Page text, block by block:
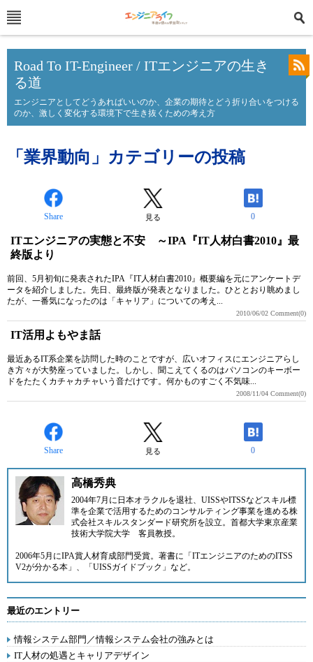
Road To IT-Engineer / ITエンジニアの生き
る道
エンジニアとしてどうあればいいのか、企業の期待とどう折り合いをつける
のか、激しく変化する環境下で生き抜くための考え方
「業界動向」カテゴリーの投稿
Share 見る 0
ITエンジニアの実態と不安 ～IPA『IT人材白書2010』最
終版より
前回、5月初旬に発表されたIPA『IT人材白書2010』概要編を元にアンケートデ
ータを紹介しました。先日、最終版が発表となりました。ひととおり眺めまし
たが、一番気になったのは「キャリア」についての考え...
2010/06/02 Comment(0)
IT活用よもやま話
最近あるIT系企業を訪問した時のことですが、広いオフィスにエンジニアらし
き方々が大勢座っていました。しかし、聞こえてくるのはパソコンのキーボー
ドをたたくカチャカチャいう音だけです。何かものすごく不気味...
2008/11/04 Comment(0)
Share 見る 0
高橋秀典
2004年7月に日本オラクルを退社、UISSやITSSなどスキル標
準を企業で活用するためのコンサルティング事業を進める株
式会社スキルスタンダード研究所を設立。首都大学東京産業
技術大学院大学 客員教授。
2006年5月にIPA賞人材育成部門受賞。著書に「ITエンジニアのためのITSS
V2が分かる本」、「UISSガイドブック」など。
最近のエントリー
情報システム部門／情報システム会社の強みとは
IT人材の処遇とキャリアデザイン